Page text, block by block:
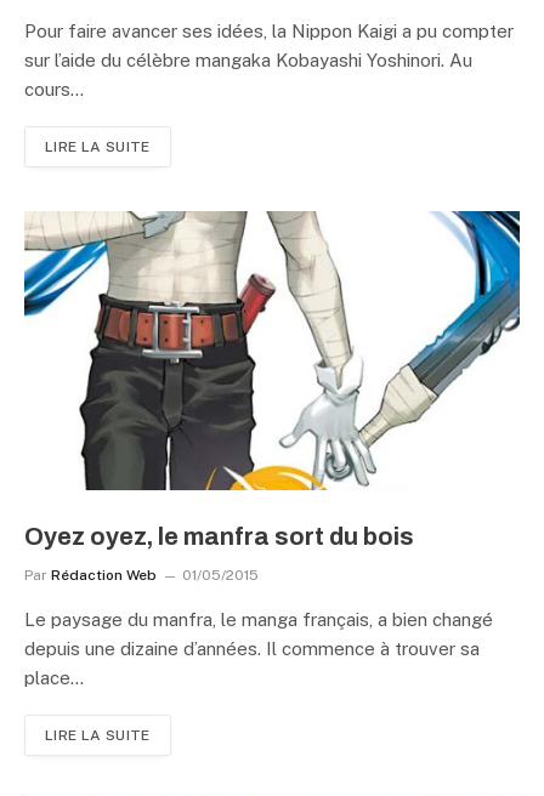
Pour faire avancer ses idées, la Nippon Kaigi a pu compter
sur l’aide du célèbre mangaka Kobayashi Yoshinori. Au
cours…
LIRE LA SUITE
Oyez oyez, le manfra sort du bois
Par Rédaction Web 01/05/2015
Le paysage du manfra, le manga français, a bien changé
depuis une dizaine d’années. Il commence à trouver sa
place…
LIRE LA SUITE